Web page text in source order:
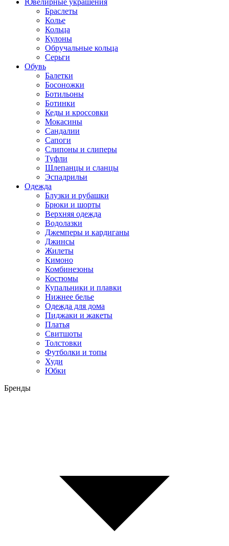
Ювелирные украшения
Браслеты
Колье
Кольца
Кулоны
Обручальные кольца
Серьги
Обувь
Балетки
Босоножки
Ботильоны
Ботинки
Кеды и кроссовки
Мокасины
Сандалии
Сапоги
Слипоны и слиперы
Туфли
Шлепанцы и сланцы
Эспадрильи
Одежда
Блузки и рубашки
Брюки и шорты
Верхняя одежда
Водолазки
Джемперы и кардиганы
Джинсы
Жилеты
Кимоно
Комбинезоны
Костюмы
Купальники и плавки
Нижнее белье
Одежда для дома
Пиджаки и жакеты
Платья
Свитшоты
Толстовки
Футболки и топы
Худи
Юбки
Бренды